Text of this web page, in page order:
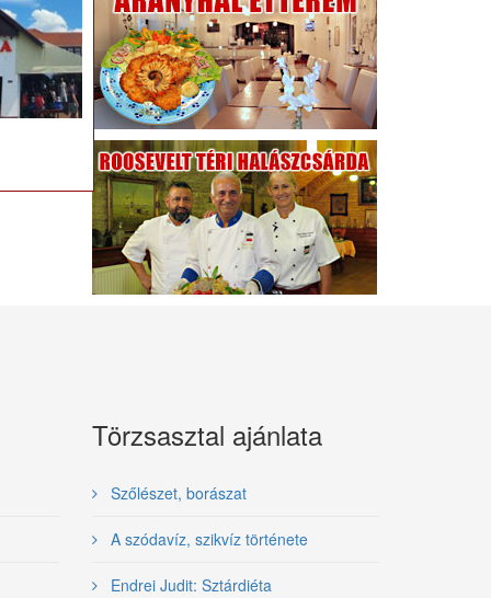
Törzsasztal ajánlata
Szőlészet, borászat
A szódavíz, szikvíz története
Endrei Judit: Sztárdiéta